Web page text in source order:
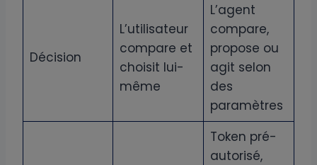
Décision
L’utilisateur
compare et
choisit lui-
même
L’agent
compare,
propose ou
agit selon
des
paramètres
Token pré-
autorisé,